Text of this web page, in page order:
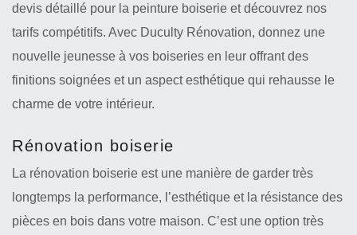
devis détaillé pour la peinture boiserie et découvrez nos
tarifs compétitifs. Avec Duculty Rénovation, donnez une
nouvelle jeunesse à vos boiseries en leur offrant des
finitions soignées et un aspect esthétique qui rehausse le
charme de votre intérieur.
Rénovation boiserie
La rénovation boiserie est une manière de garder très
longtemps la performance, l’esthétique et la résistance des
pièces en bois dans votre maison. C’est une option très